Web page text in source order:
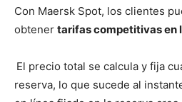
Con Maersk Spot, los clientes
obtener tarifas competitivas en
El precio total se calcula y fija
reserva, lo que sucede al